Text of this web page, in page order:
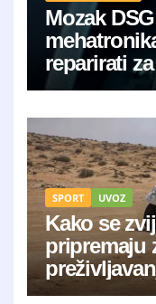
Mozak
reparirati
SPORT UVOZ
Kako se
pripremaju
Arabiji?